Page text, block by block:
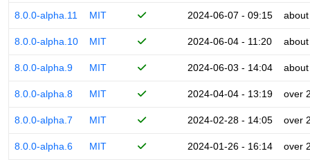
8.0.0-alpha.11 MIT 2024-06-07 - 09:15
8.0.0-alpha.10 MIT 2024-06-04 - 11:20
8.0.0-alpha.9 MIT 2024-06-03 - 14:04
8.0.0-alpha.8 MIT 2024-04-04 - 13:19 over
8.0.0-alpha.7 MIT 2024-02-28 - 14:05 over
8.0.0-alpha.6 MIT 2024-01-26 - 16:14 over